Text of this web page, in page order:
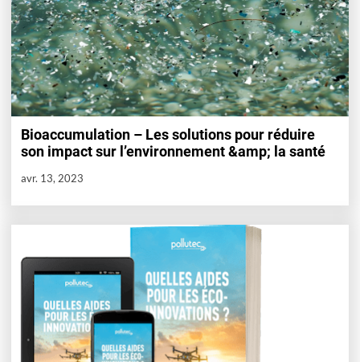
Bioaccumulation – Les solutions pour réduire
son impact sur l’environnement &amp; la santé
avr. 13, 2023